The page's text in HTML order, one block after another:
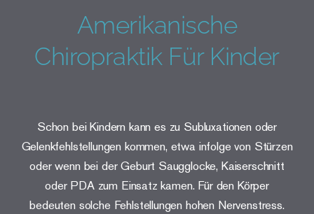
Amerikanische
Chiropraktik Für Kinder
Schon bei Kindern kann es zu Subluxationen oder
Gelenkfehlstellungen kommen, etwa infolge von Stürzen
oder wenn bei der Geburt Saugglocke, Kaiserschnitt
oder PDA zum Einsatz kamen. Für den Körper
bedeuten solche Fehlstellungen hohen Nervenstress.